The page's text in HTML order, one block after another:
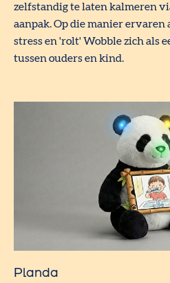
zelfstandig te laten kalmeren
aanpak. Op die manier
stress en 'rolt' Wobble zich als
tussen ouders en kind.
Planda